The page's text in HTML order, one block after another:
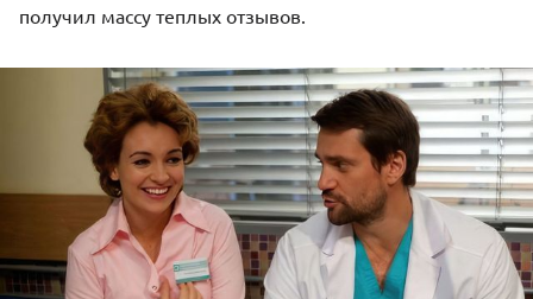
получил массу теплых отзывов.